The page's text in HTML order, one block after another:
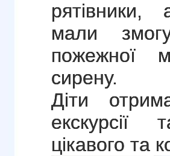
мали
пожежної
сирену.
Діти
екскурсії
цікавого та